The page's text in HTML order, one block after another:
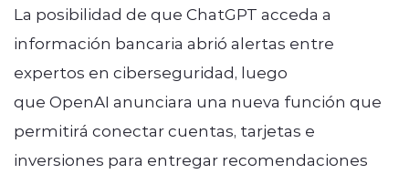
La posibilidad de que ChatGPT acceda a
información bancaria abrió alertas entre
expertos en ciberseguridad, luego
que OpenAI anunciara una nueva función que
permitirá conectar cuentas, tarjetas e
inversiones para entregar recomendaciones